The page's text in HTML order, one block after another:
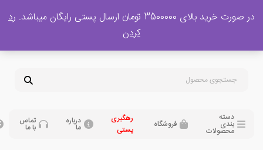
پشتیبانی فروش
09120329397
بندی
محصولات
فروشگاه درباره تماس
3500000 تومان ارسال پستی رایگان میباشد.
رد